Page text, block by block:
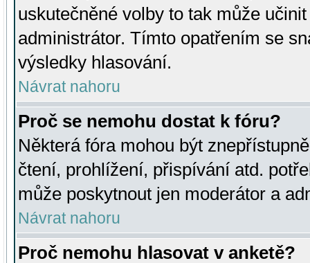
uskutečněné volby to tak může
administrátor. Tímto opatřením se
výsledky hlasování.
Návrat nahoru
Proč se nemohu dostat k fóru?
Některá fóra mohou být
čtení, prohlížení, přispívání atd.
může poskytnout jen moderátor a
Návrat nahoru
Proč nemohu hlasovat v anketě?